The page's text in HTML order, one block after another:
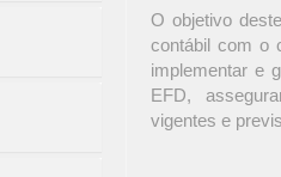
O objetivo
contábil com o
implementar e
EFD,
vigentes e